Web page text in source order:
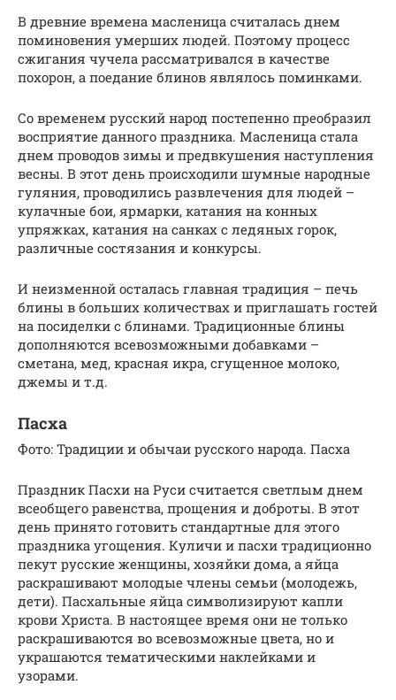
В древние времена масленица считалась днем
поминовения умерших людей. Поэтому процесс
сжигания чучела рассматривался в качестве
похорон, а поедание блинов являлось поминками.
Со временем русский народ постепенно преобразил
восприятие данного праздника. Масленица стала
днем проводов зимы и предвкушения наступления
весны. В этот день происходили шумные народные
гуляния, проводились развлечения для людей –
кулачные бои, ярмарки, катания на конных
упряжках, катания на санках с ледяных горок,
различные состязания и конкурсы.
И неизменной осталась главная традиция – печь
блины в больших количествах и приглашать гостей
на посиделки с блинами. Традиционные блины
дополняются всевозможными добавками –
сметана, мед, красная икра, сгущенное молоко,
джемы и т.д.
Пасха
Фото: Традиции и обычаи русского народа. Пасха
Праздник Пасхи на Руси считается светлым днем
всеобщего равенства, прощения и доброты. В этот
день принято готовить стандартные для этого
праздника угощения. Куличи и пасхи традиционно
пекут русские женщины, хозяйки дома, а яйца
раскрашивают молодые члены семьи (молодежь,
дети). Пасхальные яйца символизируют капли
крови Христа. В настоящее время они не только
раскрашиваются во всевозможные цвета, но и
украшаются тематическими наклейками и
узорами.